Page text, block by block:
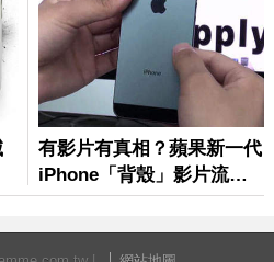
容及檔案上載之平台，內容發佈者請確
違法或牴觸法令之虞。卡卡洛普無法調